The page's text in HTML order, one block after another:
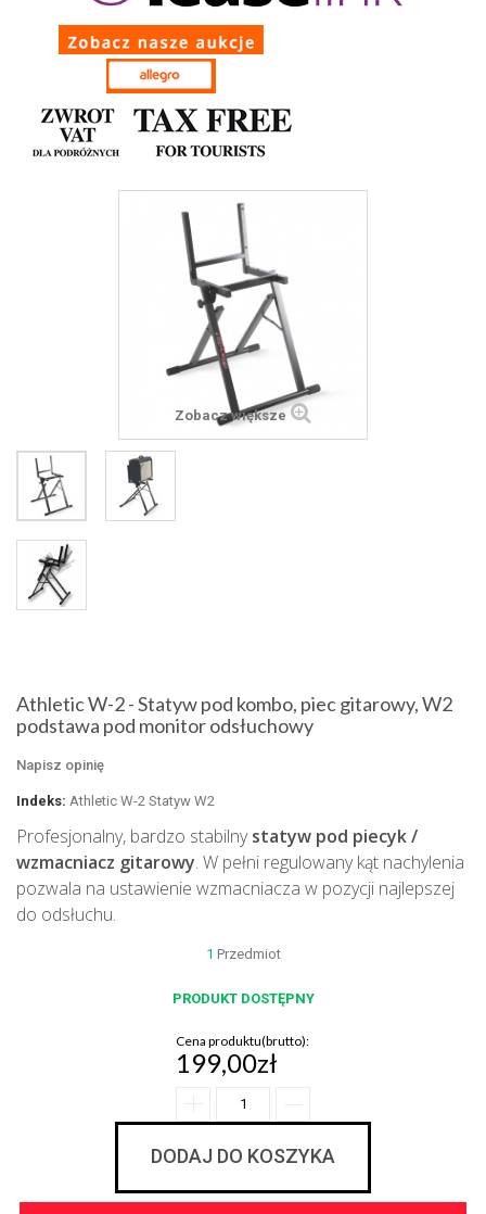
Zobacz większe
Athletic W-2 - Statyw pod kombo, piec gitarowy, W2
podstawa pod monitor odsłuchowy
Napisz opinię
Indeks: Athletic W-2 Statyw W2
Profesjonalny, bardzo stabilnystatyw pod piecyk /
wzmacniacz gitarowy. W pełni regulowany kąt nachylenia
pozwala na ustawienie wzmacniacza w pozycji najlepszej
do odsłuchu.
1 Przedmiot
PRODUKT DOSTĘPNY
Cena produktu(brutto):
199,00zł
DODAJ DO KOSZYKA